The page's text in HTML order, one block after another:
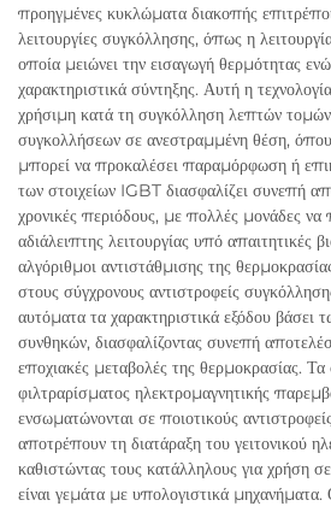
προηγμένες κυκλώματα διακοπής
λειτουργίες συγκόλλησης, όπως η
οποία μειώνει την εισαγωγή θερμότητας ενώ
χαρακτηριστικά σύντηξης. Αυτή η
χρήσιμη κατά τη συγκόλληση λεπτών
συγκολλήσεων σε ανεστραμμένη θέση,
μπορεί να προκαλέσει παραμόρφωση ή
των στοιχείων IGBT διασφαλίζει συνεπή
χρονικές περιόδους, με πολλές μονάδες να
αδιάλειπτης λειτουργίας υπό απαιτητικές
αλγόριθμοι αντιστάθμισης της
στους σύγχρονους αντιστροφείς
αυτόματα τα χαρακτηριστικά εξόδου βάσει
συνθηκών, διασφαλίζοντας συνεπή
εποχιακές μεταβολές της θερμοκρασίας.
φιλτραρίσματος ηλεκτρομαγνητικής
ενσωματώνονται σε ποιοτικούς
αποτρέπουν τη διατάραξη του γειτονικού
καθιστώντας τους κατάλληλους για χρήση
είναι γεμάτα με υπολογιστικά μηχανήματα.